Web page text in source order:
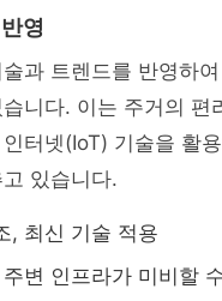
영
과 트렌드를 반영하
니다. 이는 주거의
터넷(IoT) 기술을 활
있습니다.
, 최신 기술 적용
변 인프라가 미비할